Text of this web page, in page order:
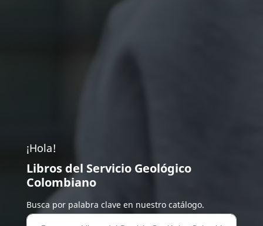
¡Hola!
Libros del Servicio Geológico
Colombiano
Busca por palabra clave en nuestro catálogo.